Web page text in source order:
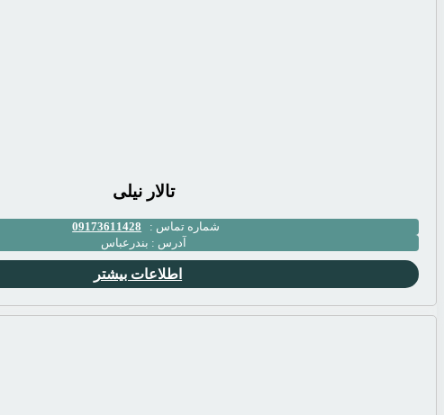
تالار نیلی
شماره تماس :
09173611428
آدرس : بندرعباس
اطلاعات بیشتر